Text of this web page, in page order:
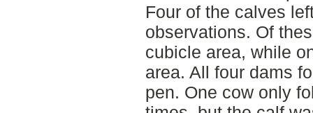
Four of the calves
observations. Of
cubicle area, while
area. All four dams
pen. One cow only